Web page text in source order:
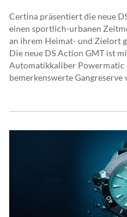
Certina präsentiert die neue
einen sportlich-urbanen
an ihrem Heimat- und Zielort
Die neue DS Action GMT ist
Automatikkaliber Powermatic
bemerkenswerte Gangreserve